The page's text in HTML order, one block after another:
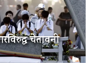
चेतावनी